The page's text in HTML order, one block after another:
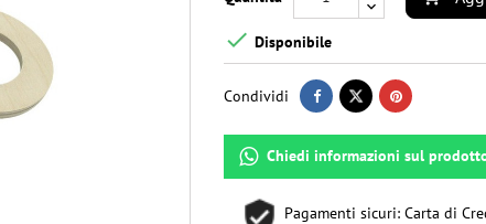
 Disponibile
Condividi
Chiedi informazioni sul
Pagamenti sicuri: Carta di